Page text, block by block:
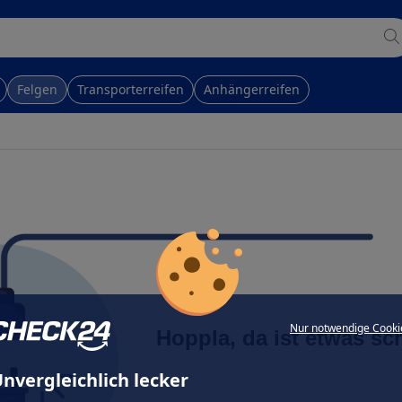
Nur notwendige
lecker
Felgen Transporterreifen Anhängerreifen
Hoppla, da ist etwas